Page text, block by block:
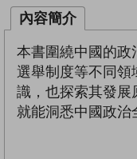
內容簡介
本書圍繞中國的政
選舉制度等不同領
識，也探索其發展
就能洞悉中國政治